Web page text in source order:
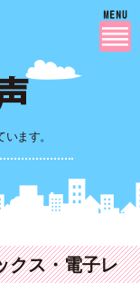
ます。
クス・電子レ